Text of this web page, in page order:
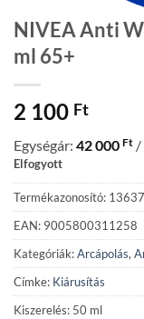
NIVEA Anti
ml 65+
2 100 Ft
Egységár: 42 000 Ft /
Elfogyott
Termékazonosító: 13637
EAN: 9005800311258
Kategóriák:Arcápolás,
Címke: Kiárusítás
Kiszerelés: 50 ml